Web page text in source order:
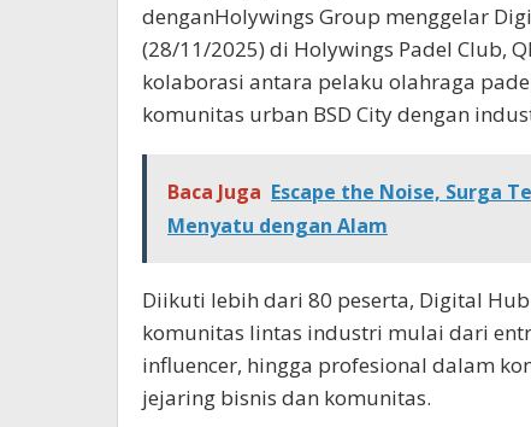
denganHolywings Group menggelar
(28/11/2025) di Holywings Padel Club,
kolaborasi antara pelaku olahraga
komunitas urban BSD City dengan
Baca Juga Escape the Noise, Surga
Menyatu dengan Alam
Diikuti lebih dari 80 peserta, Digital
komunitas lintas industri mulai dari
influencer, hingga profesional dalam
jejaring bisnis dan komunitas.